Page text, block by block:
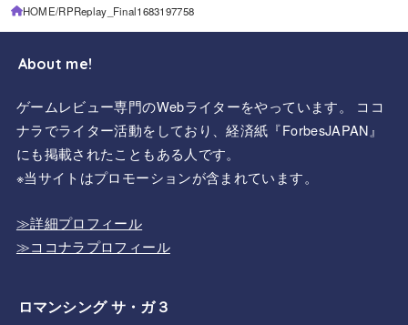
HOME RPReplay_Final1683197758
About me!
ゲームレビュー専門のWebライターをやっています。 ココ
ナラでライター活動をしており、経済紙『ForbesJAPAN』
にも掲載されたこともある人です。
※当サイトはプロモーションが含まれています。
≫詳細プロフィール
≫ココナラプロフィール
ロマンシング サ・ガ３